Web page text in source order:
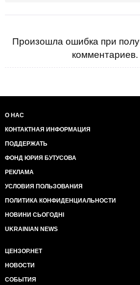
Произошла ошибка при
комментариев.
О НАС
КОНТАКТНАЯ ИНФОРМАЦИЯ
ПОДДЕРЖАТЬ
ФОНД ЮРИЯ БУТУСОВА
РЕКЛАМА
УСЛОВИЯ ПОЛЬЗОВАНИЯ
ПОЛИТИКА КОНФИДЕНЦИАЛЬНОСТИ
НОВИНИ СЬОГОДНІ
UKRAINIAN NEWS
ЦЕНЗОР.НЕТ
НОВОСТИ
СОБЫТИЯ